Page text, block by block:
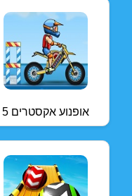
אופנוע אקסטרים 5